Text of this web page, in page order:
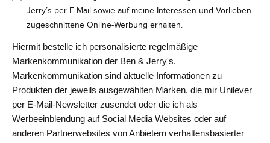
Jerry’s per E-Mail sowie auf meine Interessen und Vorlieben
zugeschnittene Online-Werbung erhalten.
Hiermit bestelle ich personalisierte regelmäßige
Markenkommunikation der Ben & Jerry's.
Markenkommunikation sind aktuelle Informationen zu
Produkten der jeweils ausgewählten Marken, die mir Unilever
per E-Mail-Newsletter zusendet oder die ich als
Werbeeinblendung auf Social Media Websites oder auf
anderen Partnerwebsites von Anbietern verhaltensbasierter